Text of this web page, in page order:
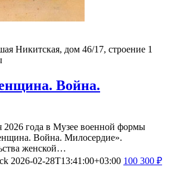
Никитская, дом 46/17, строение 1
Война.
2026 года в Музее военной формы
Война. Милосердие».
женской…
2026-02-28T13:41:00+03:00 100 300 ₽